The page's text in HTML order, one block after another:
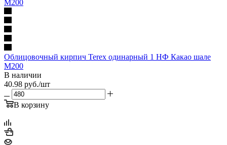
Облицовочный кирпич Terex одинарный 1 НФ Какао шале
М200
В наличии
40.98 руб./шт
В корзину